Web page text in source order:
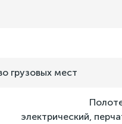
грузовых мест
электрический,